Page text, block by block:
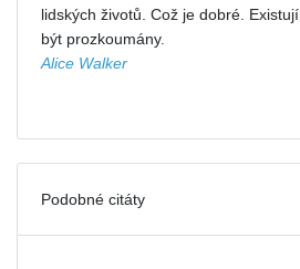
lidských životů. Což je dobré.
být prozkoumány.
Alice Walker
Podobné citáty